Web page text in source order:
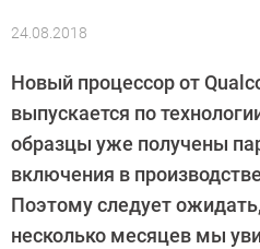
24.08.2018
Автор:
Новый процессор от
выпускается по
образцы уже получены
включения в
Поэтому следует
несколько месяцев мы